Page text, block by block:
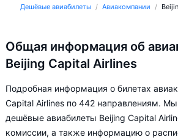
Дешёвые авиабилеты Авиакомпании
Общая информация об
Beijing Capital Airlines
Подробная информация о билетах
Capital Airlines по 442 направлениям.
дешёвые авиабилеты Beijing Capital
комиссии, а также информацию о